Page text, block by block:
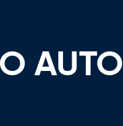
AUTO